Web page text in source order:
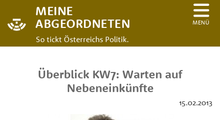
MEINE
ABGEORDNETEN
So tickt Österreichs Politik.
MENÜ
15.02.2013
Überblick KW7: Warten auf
Nebeneinkünfte